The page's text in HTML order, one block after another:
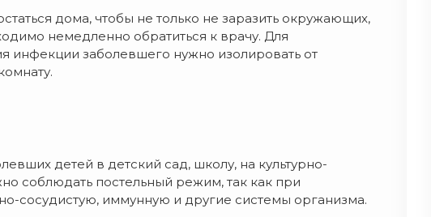
дома, чтобы не только не заразить окружающих,
немедленно обратиться к врачу. Для
заболевшего нужно изолировать от
детей в детский сад, школу, на культурно-
соблюдать постельный режим, так как при
сосудистую, иммунную и другие системы организма.